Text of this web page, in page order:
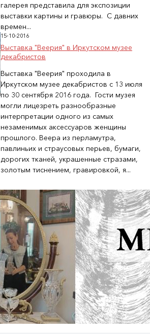
галерея представила для экспозиции
выставки картины и гравюры. С давних
времен...
15-10-2016
Выставка "Веерия" в Иркутском музее
декабристов
Выставка "Веерия" проходила в
Иркутском музее декабристов с 13 июля
по 30 сентября 2016 года. Гости музея
могли лицезреть разнообразные
интерпретации одного из самых
незаменимых аксессуаров женщины
прошлого. Веера из перламутра,
павлиньих и страусовых перьев, бумаги,
дорогих тканей, украшенные стразами,
золотым тиснением, гравировкой, я...